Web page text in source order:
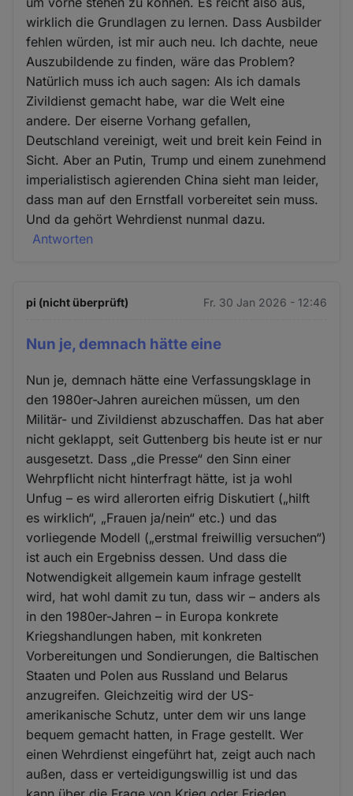
wirklich die Grundlagen zu lernen. Dass Ausbilder
fehlen würden, ist mir auch neu. Ich dachte, neue
Auszubildende zu finden, wäre das Problem?
Natürlich muss ich auch sagen: Als ich damals
Zivildienst gemacht habe, war die Welt eine
andere. Der eiserne Vorhang gefallen,
Deutschland vereinigt, weit und breit kein Feind in
Sicht. Aber an Putin, Trump und einem zunehmend
imperialistisch agierenden China sieht man leider,
dass man auf den Ernstfall vorbereitet sein muss.
Und da gehört Wehrdienst nunmal dazu.
Antworten
pi (nicht überprüft) Fr. 30 Jan 2026 - 12:46
Nun je, demnach hätte eine
Nun je, demnach hätte eine Verfassungsklage in
den 1980er-Jahren aureichen müssen, um den
Militär- und Zivildienst abzuschaffen. Das hat aber
nicht geklappt, seit Guttenberg bis heute ist er nur
ausgesetzt. Dass „die Presse“ den Sinn einer
Wehrpflicht nicht hinterfragt hätte, ist ja wohl
Unfug – es wird allerorten eifrig Diskutiert („hilft
es wirklich“, „Frauen ja/nein“ etc.) und das
vorliegende Modell („erstmal freiwillig versuchen“)
ist auch ein Ergebniss dessen. Und dass die
Notwendigkeit allgemein kaum infrage gestellt
wird, hat wohl damit zu tun, dass wir – anders als
in den 1980er-Jahren – in Europa konkrete
Kriegshandlungen haben, mit konkreten
Vorbereitungen und Sondierungen, die Baltischen
Staaten und Polen aus Russland und Belarus
anzugreifen. Gleichzeitig wird der US-
amerikanische Schutz, unter dem wir uns lange
bequem gemacht hatten, in Frage gestellt. Wer
einen Wehrdienst eingeführt hat, zeigt auch nach
außen, dass er verteidigungswillig ist und das